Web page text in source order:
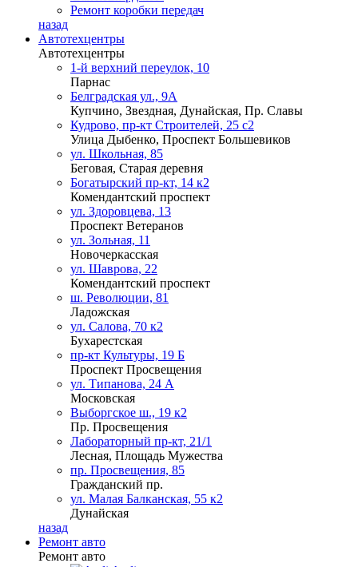
Ремонт коробки передач
назад
Автотехцентры
Автотехцентры
1-й верхний переулок, 10
Парнас
Белградская ул., 9А
Купчино, Звездная, Дунайская, Пр. Славы
Кудрово, пр-кт Строителей, 25 с2
Улица Дыбенко, Проспект Большевиков
ул. Школьная, 85
Беговая, Старая деревня
Богатырский пр-кт, 14 к2
Комендантский проспект
ул. Здоровцева, 13
Проспект Ветеранов
ул. Зольная, 11
Новочеркасская
ул. Шаврова, 22
Комендантский проспект
ш. Революции, 81
Ладожская
ул. Салова, 70 к2
Бухарестская
пр-кт Культуры, 19 Б
Проспект Просвещения
ул. Типанова, 24 А
Московская
Выборгское ш., 19 к2
Пр. Просвещения
Лабораторный пр-кт, 21/1
Лесная, Площадь Мужества
пр. Просвещения, 85
Гражданский пр.
ул. Малая Балканская, 55 к2
Дунайская
назад
Ремонт авто
Ремонт авто